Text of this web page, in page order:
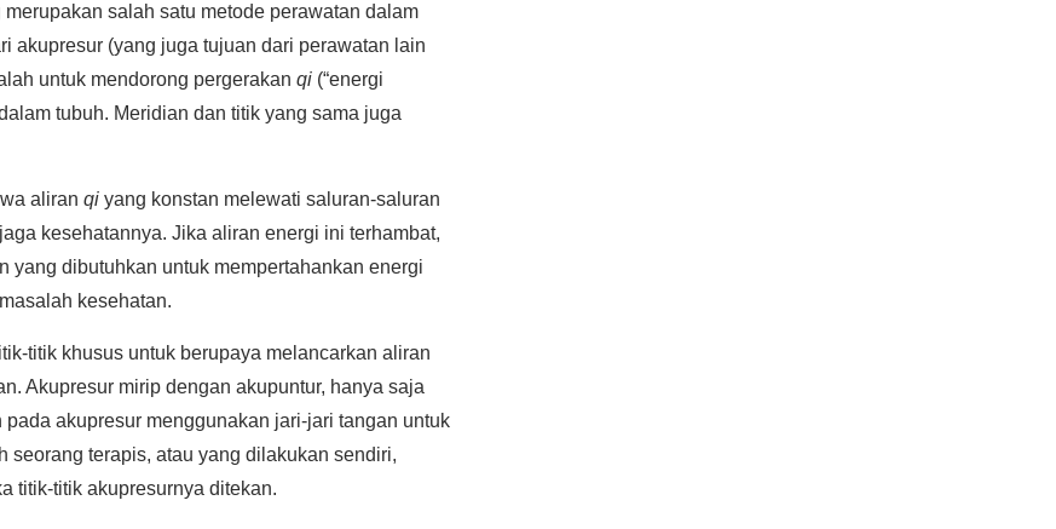
salah satu metode perawatan dalam
akupresur (yang juga tujuan dari perawatan lain
untuk mendorong pergerakan qi (“energi
tubuh. Meridian dan titik yang sama juga
aliran qi yang konstan melewati saluran-saluran
kesehatannya. Jika aliran energi ini terhambat,
yang dibutuhkan untuk mempertahankan energi
kesehatan.
titik khusus untuk berupaya melancarkan aliran
Akupresur mirip dengan akupuntur, hanya saja
akupresur menggunakan jari-jari tangan untuk
seorang terapis, atau yang dilakukan sendiri,
titik-titik akupresurnya ditekan.